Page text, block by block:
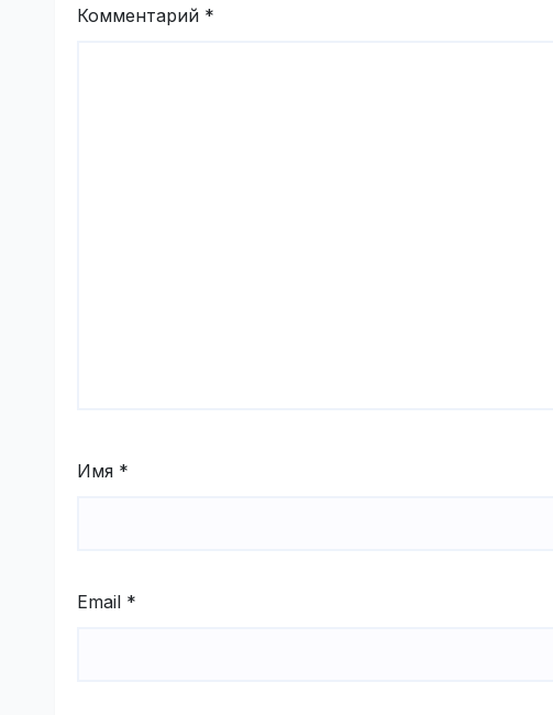
Комментарий *
Имя *
Email *